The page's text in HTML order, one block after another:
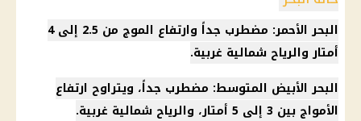
البحر الأحمر: مضطرب جداً وارتفاع الموج من 2.5 إلى 4
أمتار والرياح شمالية غربية.
البحر الأبيض المتوسط: مضطرب جداً، ويتراوح ارتفاع
الأمواج بين 3 إلى 5 أمتار، والرياح شمالية غربية.